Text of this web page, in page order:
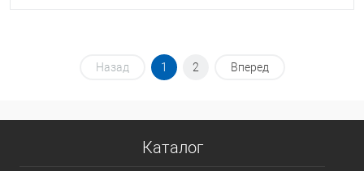
Назад 1 2 Вперед
Каталог